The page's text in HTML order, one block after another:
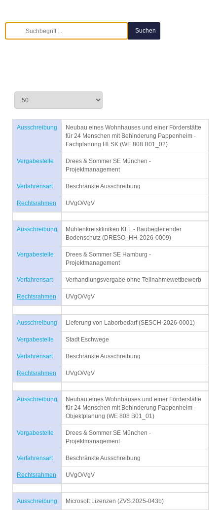
Ausschreibung
Neubau eines Wohnhauses und einer Förderstätte
für 24 Menschen mit Behinderung Pappenheim -
Fachplanung HLSK (WE 808 B01_02)
Vergabestelle
Drees & Sommer SE München -
Projektmanagement
Verfahrensart Beschränkte Ausschreibung
Rechtsrahmen UVgO/VgV
Ausschreibung
Mühlenkreiskliniken KLL - Baubegleitender
Bodenschutz (DRESO_HH-2026-0009)
Vergabestelle
Drees & Sommer SE Hamburg -
Projektmanagement
Verfahrensart Verhandlungsvergabe ohne Teilnahmewettbewerb
Rechtsrahmen UVgO/VgV
Ausschreibung Lieferung von Laborbedarf (SESCH-2026-0001)
Vergabestelle Stadt Eschwege
Verfahrensart Beschränkte Ausschreibung
Rechtsrahmen UVgO/VgV
Ausschreibung
Neubau eines Wohnhauses und einer Förderstätte
für 24 Menschen mit Behinderung Pappenheim -
Objektplanung (WE 808 B01_01)
Vergabestelle
Drees & Sommer SE München -
Projektmanagement
Verfahrensart Beschränkte Ausschreibung
Rechtsrahmen UVgO/VgV
Ausschreibung Microsoft Lizenzen (ZVS.2025-043b)